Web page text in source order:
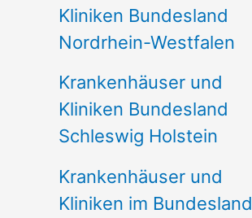
:Kliniken Bundesland
Nordrhein-Westfalen
Krankenhäuser und
Kliniken Bundesland
Schleswig Holstein
Krankenhäuser und
Kliniken im Bundesland